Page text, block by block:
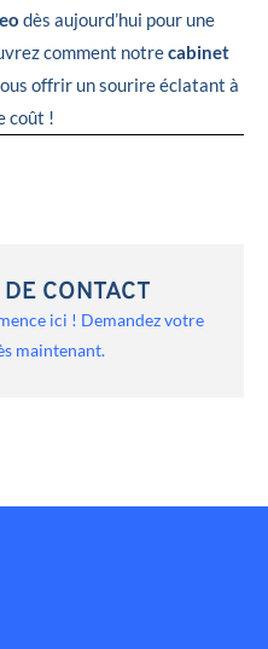
dès aujourd’hui pour une
comment notrecabinet
offrir un sourire éclatant à
coût !
CONTACT
ici ! Demandez votre
maintenant.